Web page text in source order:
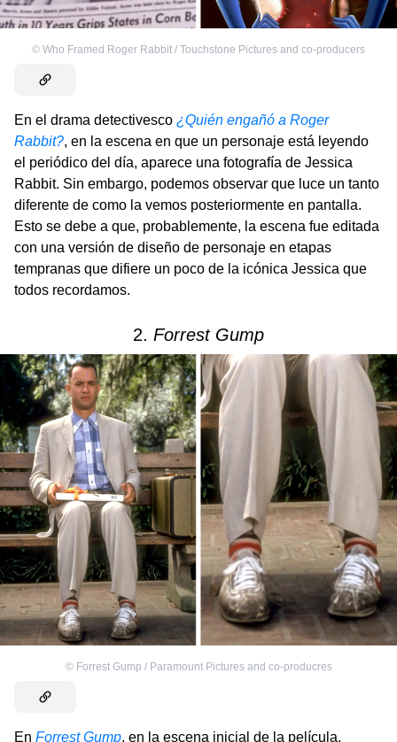
© Who Framed Roger Rabbit / Touchstone Pictures and co-producers
En el drama detectivesco ¿Quién engañó a Roger
Rabbit?, en la escena en que un personaje está leyendo
el periódico del día, aparece una fotografía de Jessica
Rabbit. Sin embargo, podemos observar que luce un tanto
diferente de como la vemos posteriormente en pantalla.
Esto se debe a que, probablemente, la escena fue editada
con una versión de diseño de personaje en etapas
tempranas que difiere un poco de la icónica Jessica que
todos recordamos.
2. Forrest Gump
© Forrest Gump / Paramount Pictures and co-producres
En Forrest Gump, en la escena inicial de la película,